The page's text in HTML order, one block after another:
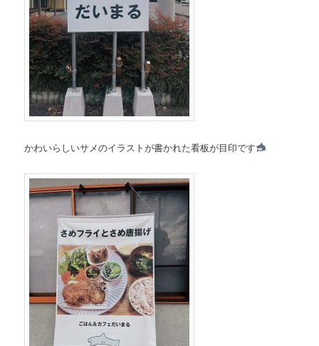
かわいらしいサメのイラストが書かれた看板が目印です